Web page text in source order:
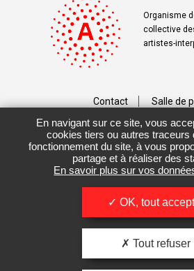
Organisme
collective
artistes-
Contact Salle de
Téléchargements
Vos données
Mentions légales /
En navigant sur ce site, vous
cookies tiers ou autres traceurs
fonctionnement du site, à vous
partage et à réaliser des
En savoir plus sur vos
OK, tout
Tout refuser